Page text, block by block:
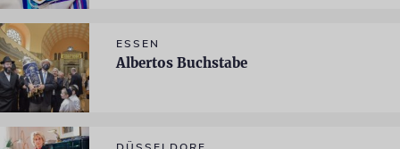
ESSEN
Albertos Buchstabe